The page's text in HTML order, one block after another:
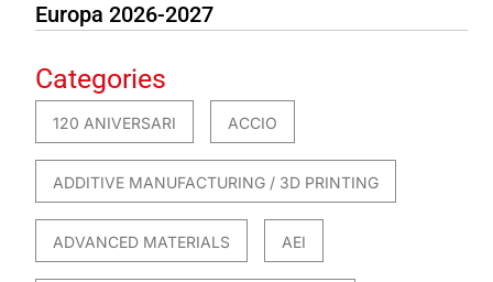
Europa 2026-2027
Categories
120 ANIVERSARI ACCIO
ADDITIVE MANUFACTURING / 3D PRINTING
ADVANCED MATERIALS AEI